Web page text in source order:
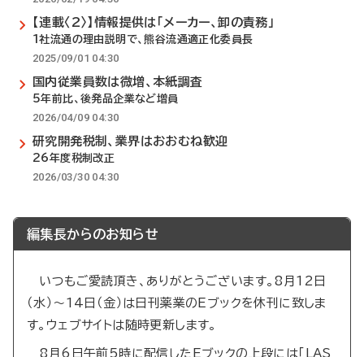
【連載〈2〉】情報提供は「メーカー、卸の責務」
1社流通の理由説明で、熊谷流通適正化委員長
2025/09/01 04:30
国内従業員数は微増、本紙調査
5年前比、後発品企業など増員
2026/04/09 04:30
研究開発税制、業界はおおむね歓迎
26年度税制改正
2026/03/30 04:30
編集長からのお知らせ
いつもご愛読頂き、ありがとうございます。8月12日
（水）～14日（金）は日刊薬業のEブックを休刊に致しま
す。ウェブサイトは随時更新します。
8月6日午前5時に配信したEブックの上段には「LAS